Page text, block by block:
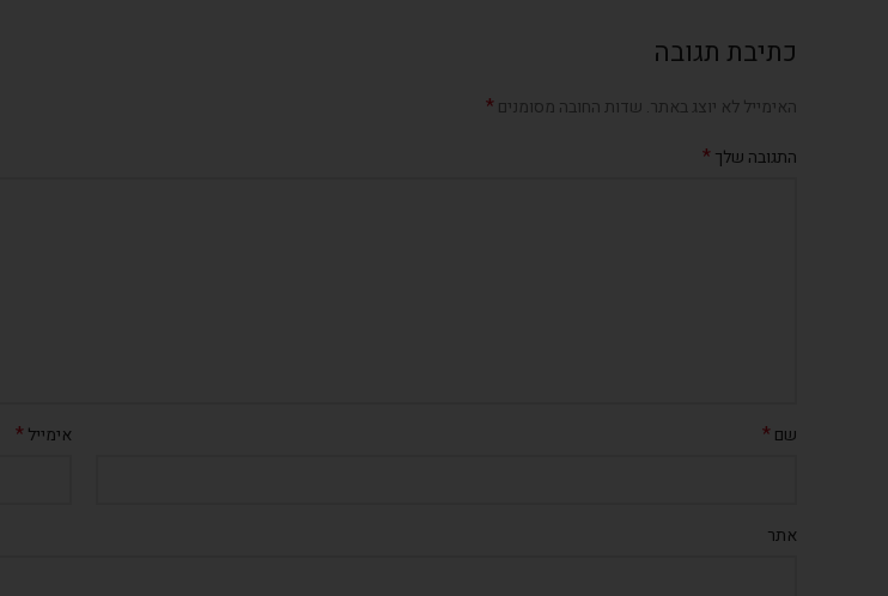
כתיבת תגובה
האימייל לא יוצג באתר. שדות החובה מסומנים*
התגובה שלך*
שם* אימייל*
אתר